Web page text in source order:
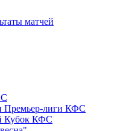
матчей
Премьер-лиги КФС
Кубок КФС